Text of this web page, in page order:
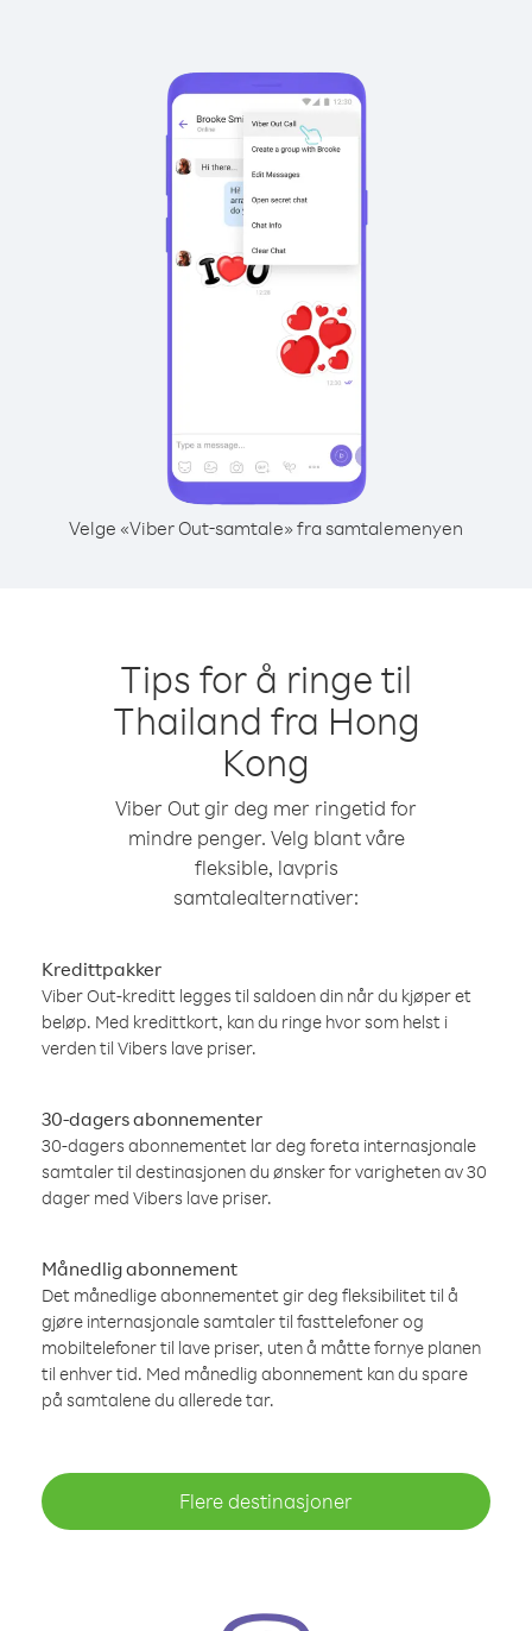
Velge «Viber Out-samtale» fra samtalemenyen
Tips for å ringe til
Thailand fra Hong
Kong
Viber Out gir deg mer ringetid for
mindre penger. Velg blant våre
fleksible, lavpris
samtalealternativer:
Kredittpakker
Viber Out-kreditt legges til saldoen din når du kjøper et
beløp. Med kredittkort, kan du ringe hvor som helst i
verden til Vibers lave priser.
30-dagers abonnementer
30-dagers abonnementet lar deg foreta internasjonale
samtaler til destinasjonen du ønsker for varigheten av 30
dager med Vibers lave priser.
Månedlig abonnement
Det månedlige abonnementet gir deg fleksibilitet til å
gjøre internasjonale samtaler til fasttelefoner og
mobiltelefoner til lave priser, uten å måtte fornye planen
til enhver tid. Med månedlig abonnement kan du spare
på samtalene du allerede tar.
Flere destinasjoner